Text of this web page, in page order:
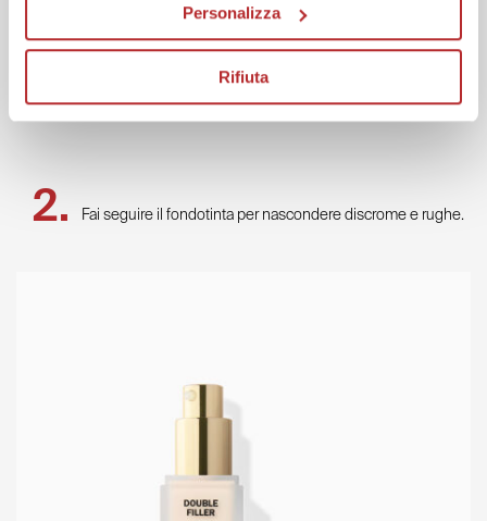
Personalizza
Rifiuta
Correttore Uniformante Impeccabile
35,00
Fai seguire il fondotinta per nascondere discrome e rughe.